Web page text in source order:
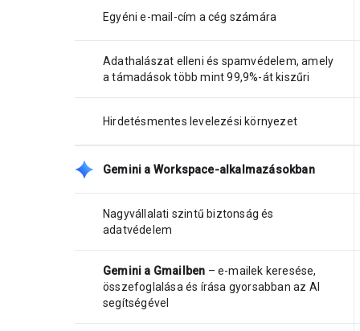
Egyéni e-mail-cím a cég számára
Adathalászat elleni és spamvédelem, amely
a támadások több mint 99,9%-át kiszűri
Hirdetésmentes levelezési környezet
Gemini a Workspace-alkalmazásokban
Nagyvállalati szintű biztonság és
adatvédelem
Gemini a Gmailben – e-mailek keresése,
összefoglalása és írása gyorsabban az AI
segítségével